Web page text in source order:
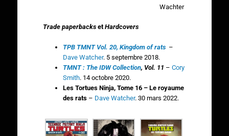
Wachter
Trade paperbacksetHardcovers
TPB TMNT Vol. 20, Kingdom of rats –
Dave Watcher. 5 septembre 2018.
TMNT : The IDW Collection, Vol. 11 – Cory
Smith. 14 octobre 2020.
Les Tortues Ninja, Tome 16 – Le royaume
des rats – Dave Watcher. 30 mars 2022.